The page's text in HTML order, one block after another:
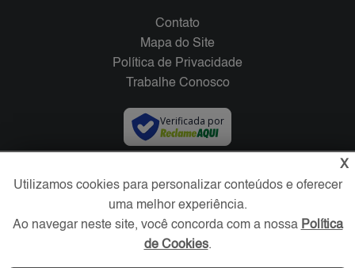
Contato
Mapa do Site
Política de Privacidade
Trabalhe Conosco
Verificada por
X
Utilizamos cookies para personalizar conteúdos e oferecer
uma melhor experiência.
Ao navegar neste site, você concorda com a nossa Política
de Cookies.